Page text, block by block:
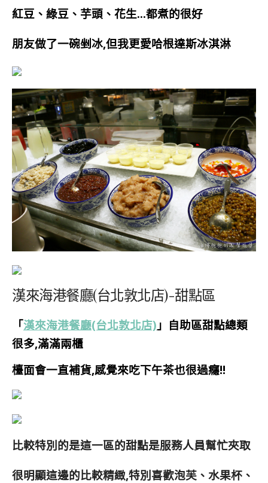
紅豆、綠豆、芋頭、花生…都煮的很好
朋友做了一碗剉冰,但我更愛哈根達斯冰淇淋
漢來海港餐廳(台北敦北店)-甜點區
「漢來海港餐廳(台北敦北店) 」自助區甜點總類
很多,滿滿兩櫃
檯面會一直補貨,感覺來吃下午茶也很過癮!!
比較特別的是這一區的甜點是服務人員幫忙夾取
很明顯這邊的比較精緻,特別喜歡泡芙、水果杯、